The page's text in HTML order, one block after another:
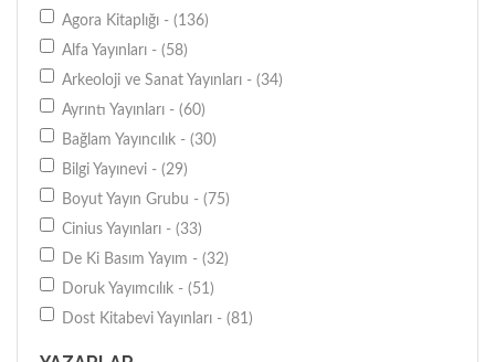
Geleneksel Sanatlar - (25)
Grafik - (20)
Heykel - (8)
Drama - (7)
Dans - (2)
Opera - (1)
Agora Kitaplığı - (136)
Alfa Yayınları - (58)
Arkeoloji ve Sanat Yayınları - (34)
Ayrıntı Yayınları - (60)
Bağlam Yayıncılık - (30)
Bilgi Yayınevi - (29)
Boyut Yayın Grubu - (75)
Cinius Yayınları - (33)
De Ki Basım Yayım - (32)
Doruk Yayımcılık - (51)
Dost Kitabevi Yayınları - (81)